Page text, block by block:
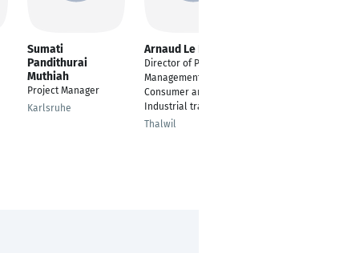
Sumati
Pandithurai
Muthiah
Project Manager
Karlsruhe
Arnaud Le Lannic
Director of Product
Management
Consumer and
Industrial tracking
Thalwil